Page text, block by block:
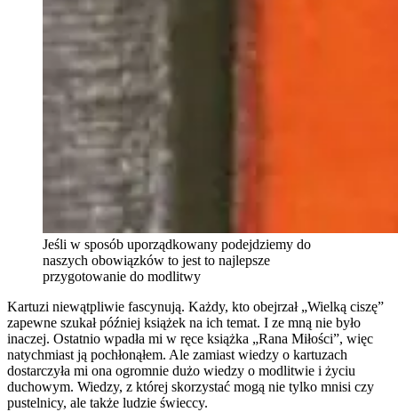
Jeśli w sposób uporządkowany podejdziemy do
naszych obowiązków to jest to najlepsze
przygotowanie do modlitwy
Kartuzi niewątpliwie fascynują. Każdy, kto obejrzał „Wielką ciszę”
zapewne szukał później książek na ich temat. I ze mną nie było
inaczej. Ostatnio wpadła mi w ręce książka „Rana Miłości”, więc
natychmiast ją pochłonąłem. Ale zamiast wiedzy o kartuzach
dostarczyła mi ona ogromnie dużo wiedzy o modlitwie i życiu
duchowym. Wiedzy, z której skorzystać mogą nie tylko mnisi czy
pustelnicy, ale także ludzie świeccy.